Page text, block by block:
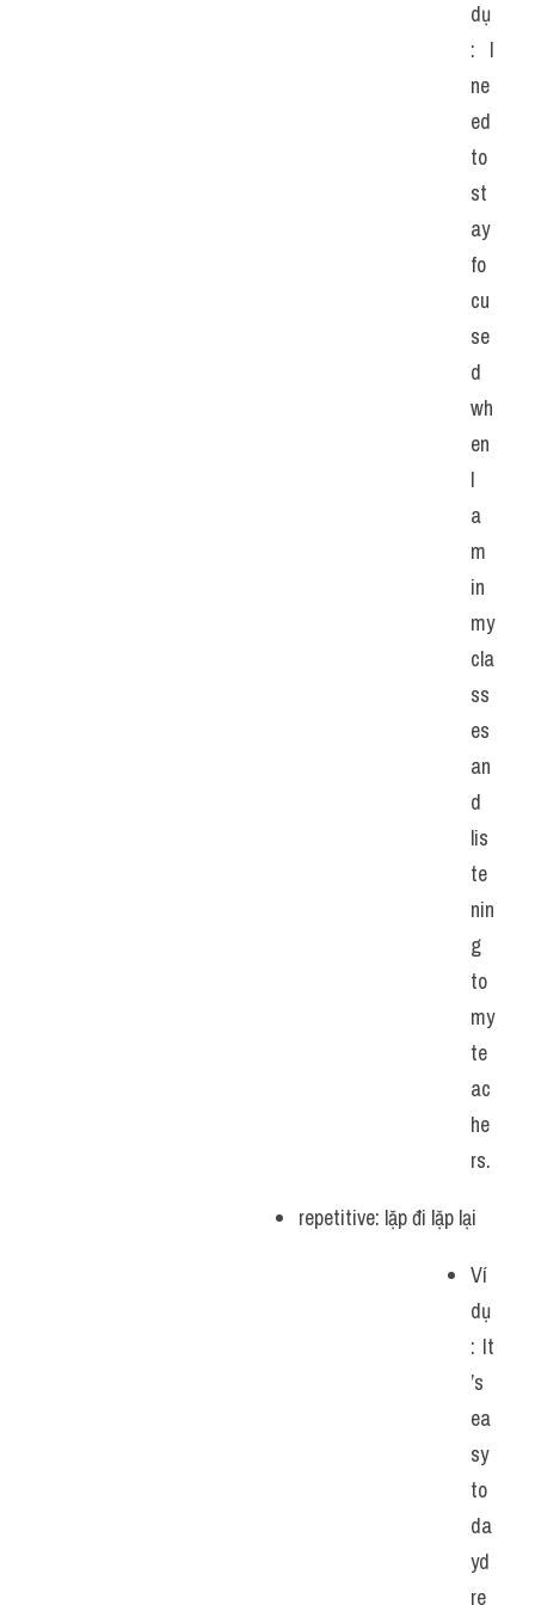
dụ
: I
ne
ed
to
st
ay
fo
cu
se
d
wh
en
I
a
m
in
my
cla
ss
es
an
d
lis
te
nin
g
to
my
te
ac
he
rs.
repetitive: lặp đi lặp lại
Ví
dụ
: It
’s
ea
sy
to
da
yd
re